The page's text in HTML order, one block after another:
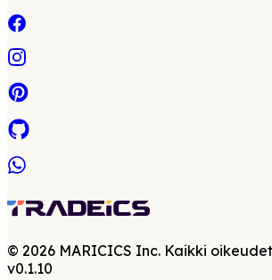
© 2026 MARICICS Inc. Kaikki
v0.1.10